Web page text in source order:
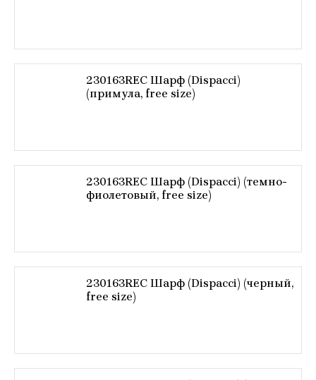
230163REC Шарф (Dispacci)
(примула, free size)
230163REC Шарф (Dispacci) (темно-
фиолетовый, free size)
230163REC Шарф (Dispacci) (черный,
free size)